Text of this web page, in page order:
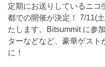
定期にお送りしているニコ
都での開催が決定！ 7/11(
たします。Bitsummit に参
ターなどなど、豪華ゲスト
に！